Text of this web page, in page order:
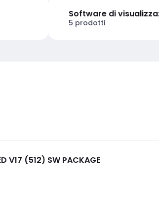
Software di
5 prodotti
V17 (512) SW PACKAGE